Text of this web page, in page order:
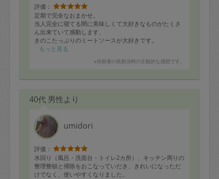
評価：
定期で完全なおまかせ。
当人完全に寝てる間に美味しくて大好きなものがたくさ
ん出来ていて感動します、
きのこたっぷりのミートソースが大好きです。
いつも美味しいものたくさんありがとうございます。
もっと見る
※依頼者の依頼当時の主観的な感想です。
40代 男性より
umidori
評価：
水回り（風呂・洗面台・トイレ2カ所）、キッチン周りの
整理整頓と掃除をおこなっていだき、きれいになっただ
けでなく、使いやすくなりました。